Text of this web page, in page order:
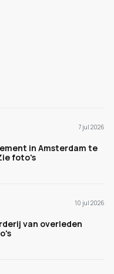
7 jul 2026
in Amsterdam te
foto's
10 jul 2026
van overleden